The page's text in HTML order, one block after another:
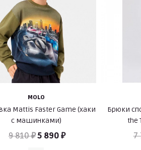
MOLO
Mattis Faster Game (хаки
с машинками)
9 810 ₽5 890 ₽
Брюки
the
7